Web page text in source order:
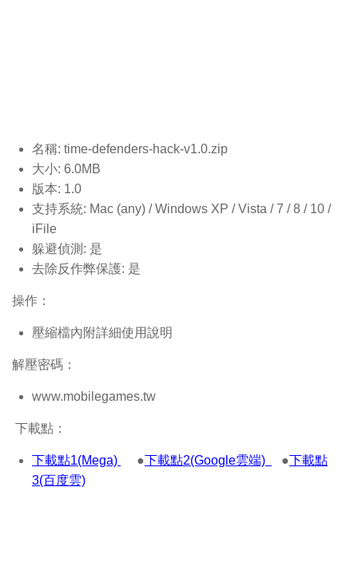
名稱: time-defenders-hack-v1.0.zip
大小: 6.0MB
版本: 1.0
支持系統: Mac (any) / Windows XP / Vista / 7 / 8 / 10 /
iFile
躲避偵測: 是
去除反作弊保護: 是
操作：
壓縮檔內附詳細使用說明
解壓密碼：
www.mobilegames.tw
下載點：
下載點1(Mega) ●下載點2(Google雲端) ●下載點
3(百度雲)